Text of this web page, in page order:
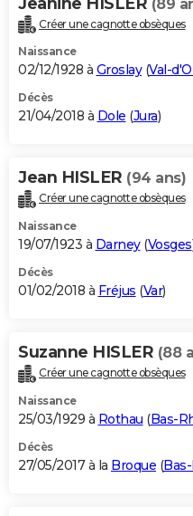
(89
Créer une cagnotte obsèques
Naissance
02/12/1928 à Groslay(Val-
Décès
21/04/2018 à Dole (Jura)
Jean HISLER (94 ans)
Créer une cagnotte obsèques
Naissance
19/07/1923 à Darney(Vosges
Décès
01/02/2018 à Fréjus (Var)
Suzanne HISLER (88
Créer une cagnotte obsèques
Naissance
25/03/1929 à Rothau (Bas-
Décès
27/05/2017 à la Broque (